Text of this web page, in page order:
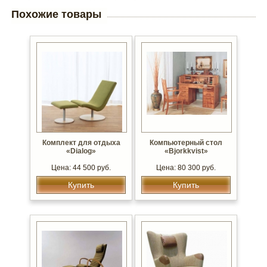
Похожие товары
Комплект для отдыха
«Dialog»
Цена: 44 500 руб.
Купить
Компьютерный стол
«Bjorkkvist»
Цена: 80 300 руб.
Купить